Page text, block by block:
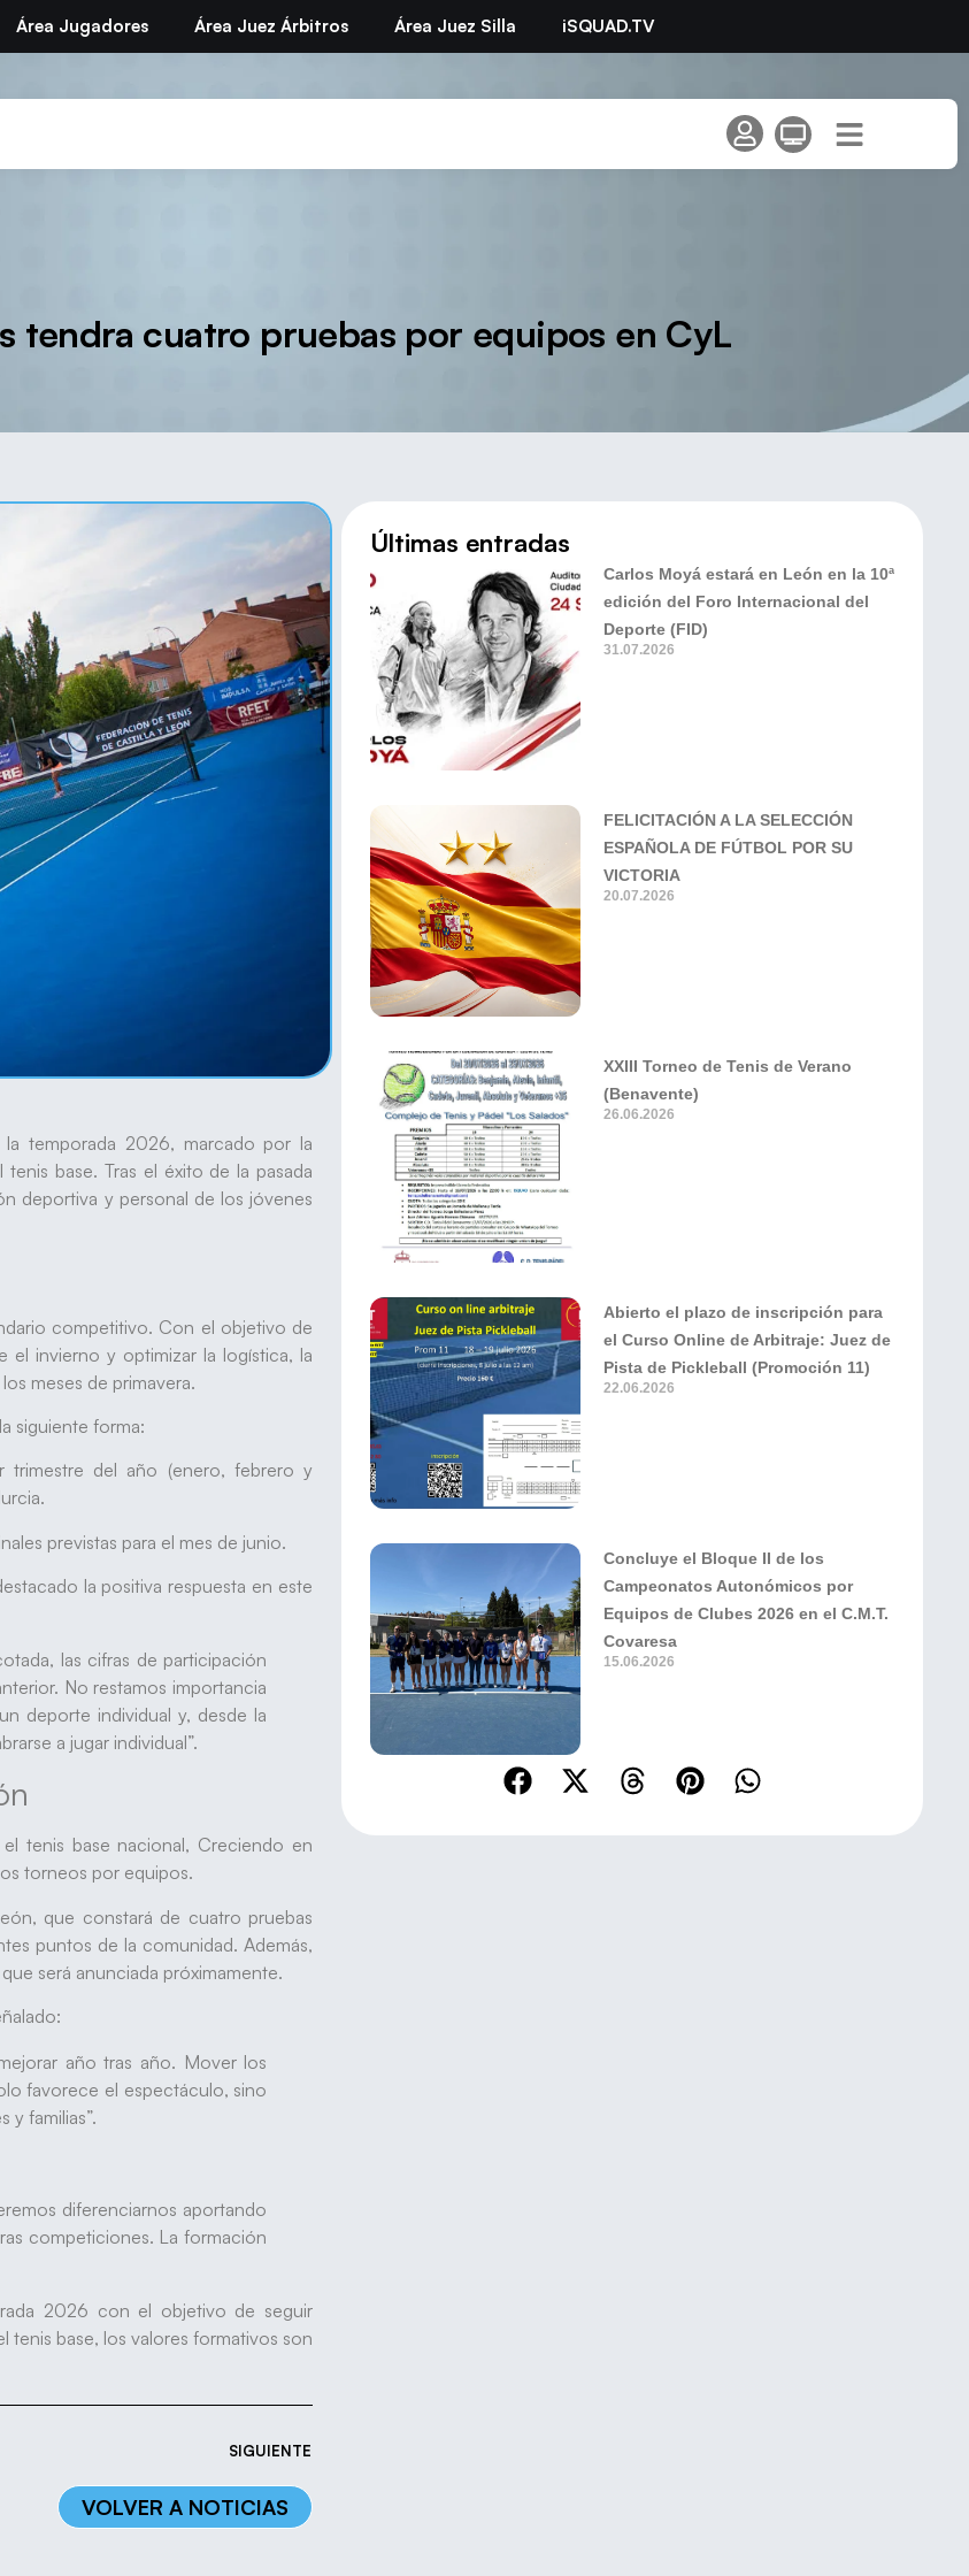
Área Jugadores Área Juez Árbitros Área Juez Silla iSQUAD.TV
tendra cuatro pruebas por equipos en CyL
temporada 2026, marcado por la
base. Tras el éxito de la pasada
deportiva y personal de los jóvenes
competitivo. Con el objetivo de
el invierno y optimizar la logística, la
meses de primavera.
siguiente forma:
trimestre del año (enero, febrero y
previstas para el mes de junio.
la positiva respuesta en este
las cifras de participación
No restamos importancia
deporte individual y, desde la
a jugar individual”.
tenis base nacional, Creciendo en
torneos por equipos.
que constará de cuatro pruebas
puntos de la comunidad. Además,
será anunciada próximamente.
año tras año. Mover los
favorece el espectáculo, sino
y familias”.
diferenciarnos aportando
competiciones. La formación
2026 con el objetivo de seguir
base, los valores formativos son
SIGUIENTE
VOLVER A NOTICIAS
Últimas entradas
Carlos Moyá estará en León en la 10ª
edición del Foro Internacional del
Deporte (FID)
31.07.2026
FELICITACIÓN A LA SELECCIÓN
ESPAÑOLA DE FÚTBOL POR SU
VICTORIA
20.07.2026
XXIII Torneo de Tenis de Verano
(Benavente)
26.06.2026
Abierto el plazo de inscripción para
el Curso Online de Arbitraje: Juez de
Pista de Pickleball (Promoción 11)
22.06.2026
Concluye el Bloque II de los
Campeonatos Autonómicos por
Equipos de Clubes 2026 en el C.M.T.
Covaresa
15.06.2026